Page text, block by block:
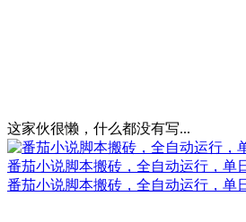
这家伙很懒，什么都没有写...
番茄小说脚本搬砖，全自动运行，单
番茄小说脚本搬砖，全自动运行，单